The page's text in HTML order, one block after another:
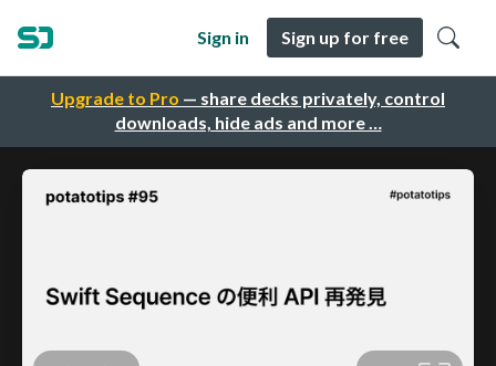
Upgrade to Pro — share decks privately, control
downloads, hide ads and more …
Sign in Sign up for free